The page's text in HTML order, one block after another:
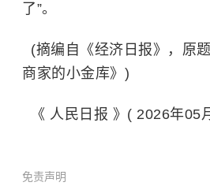
了”。
(摘编自《经济日报》，原
商家的小金库》)
《 人民日报 》( 2026年05
免责声明